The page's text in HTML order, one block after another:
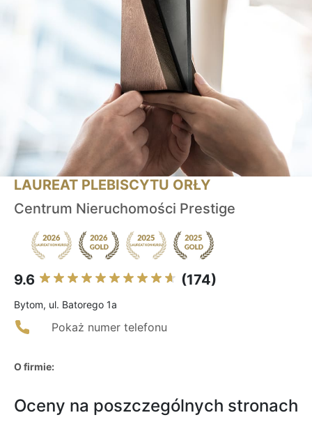
LAUREAT PLEBISCYTU ORŁY
Centrum Nieruchomości Prestige
9.6 (174)
Bytom, ul. Batorego 1a
Pokaż numer telefonu
O firmie:
Oceny na poszczególnych stronach